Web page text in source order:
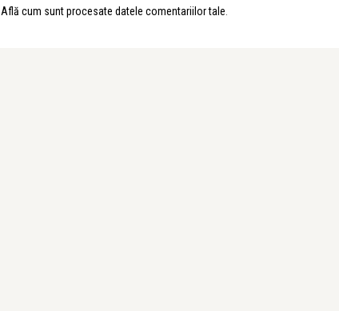
Află cum sunt procesate datele comentariilor tale.